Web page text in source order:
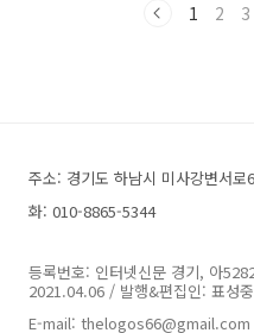
오웬((John Owen, 1616-1683)
제1부에서는 김남준 목사(열린
“신자 안에 내재하는 죄”에 ..
1 2 3
주소: 경기도 하남시 미사강변서
화: 010-8865-5344
등록번호: 인터넷신문 경기, 아
2021.04.06 / 발행&편집인: 표성
E-mail: